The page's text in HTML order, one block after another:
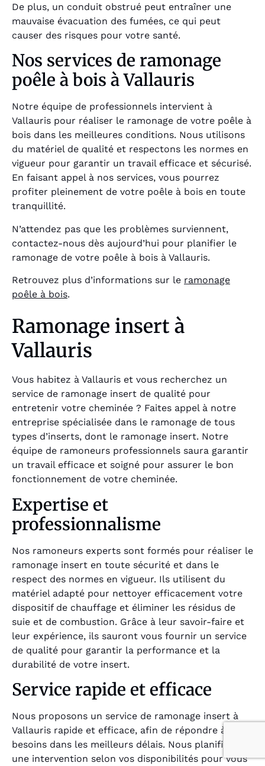
De plus, un conduit obstrué peut entraîner une
mauvaise évacuation des fumées, ce qui peut
causer des risques pour votre santé.
Nos services de ramonage
poêle à bois à Vallauris
Notre équipe de professionnels intervient à
Vallauris pour réaliser le ramonage de votre poêle à
bois dans les meilleures conditions. Nous utilisons
du matériel de qualité et respectons les normes en
vigueur pour garantir un travail efficace et sécurisé.
En faisant appel à nos services, vous pourrez
profiter pleinement de votre poêle à bois en toute
tranquillité.
N’attendez pas que les problèmes surviennent,
contactez-nous dès aujourd’hui pour planifier le
ramonage de votre poêle à bois à Vallauris.
Retrouvez plus d’informations sur le ramonage
poêle à bois.
Ramonage insert à
Vallauris
Vous habitez à Vallauris et vous recherchez un
service de ramonage insert de qualité pour
entretenir votre cheminée ? Faites appel à notre
entreprise spécialisée dans le ramonage de tous
types d’inserts, dont le ramonage insert. Notre
équipe de ramoneurs professionnels saura garantir
un travail efficace et soigné pour assurer le bon
fonctionnement de votre cheminée.
Expertise et
professionnalisme
Nos ramoneurs experts sont formés pour réaliser le
ramonage insert en toute sécurité et dans le
respect des normes en vigueur. Ils utilisent du
matériel adapté pour nettoyer efficacement votre
dispositif de chauffage et éliminer les résidus de
suie et de combustion. Grâce à leur savoir-faire et
leur expérience, ils sauront vous fournir un service
de qualité pour garantir la performance et la
durabilité de votre insert.
Service rapide et efficace
Nous proposons un service de ramonage insert à
Vallauris rapide et efficace, afin de répondre à vos
besoins dans les meilleurs délais. Nous planifions
une intervention selon vos disponibilités pour vous